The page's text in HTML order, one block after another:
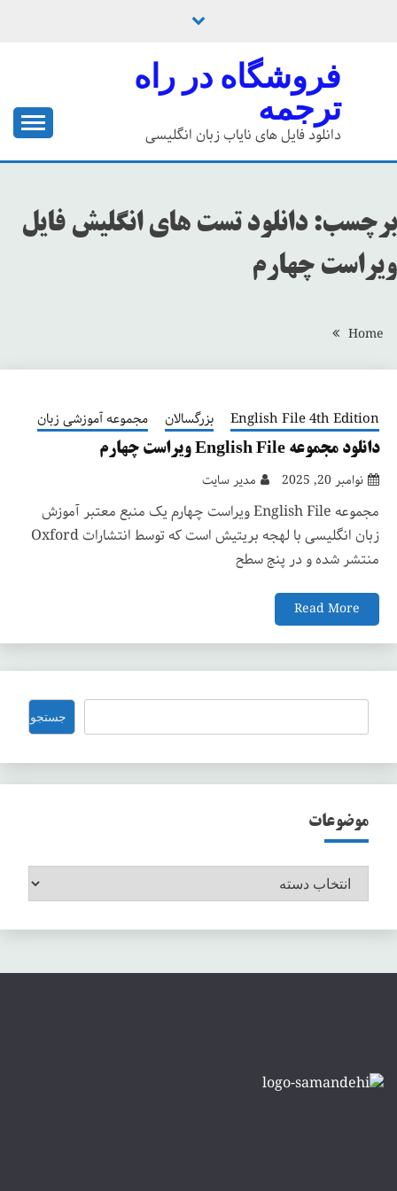
فروشگاه در راه
ترجمه
دانلود فایل های نایاب زبان انگلیسی
برچسب: دانلود تست های انگلیش فایل
ویراست چهارم
Home
English File 4th Edition بزرگسالان مجموعه آموزشی زبان
دانلود مجموعه English File ویراست چهارم
نوامبر 20, 2025 مدیر سایت
مجموعه English File ویراست چهارم یک منبع معتبر آموزش
زبان انگلیسی با لهجه بریتیش است که توسط انتشارات Oxford
منتشر شده و در پنج سطح
Read More
جستجو جستجو
موضوعات
موضوعات